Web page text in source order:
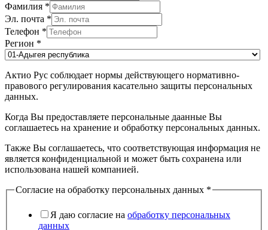
Фамилия *
Эл. почта *
Телефон *
Регион *
Актио Рус соблюдает нормы действующего нормативно-
правового регулирования касательно защиты персональных
данных.
Когда Вы предоставляете персональные даанные Вы
соглашаетесь на хранение и обработку персональных данных.
Также Вы соглашаетесь, что соответствующая информация не
является конфиденциальной и может быть сохранена или
использована нашей компанией.
Согласие на обработку персональных данных *
Я даю согласие на обработку персональных
данных